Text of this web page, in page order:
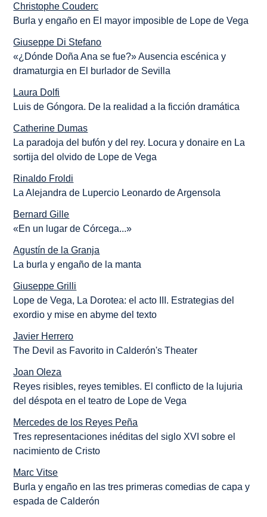
Christophe Couderc
Burla y engaño en El mayor imposible de Lope de Vega
Giuseppe Di Stefano
«¿Dónde Doña Ana se fue?» Ausencia escénica y
dramaturgia en El burlador de Sevilla
Laura Dolfi
Luis de Góngora. De la realidad a la ficción dramática
Catherine Dumas
La paradoja del bufón y del rey. Locura y donaire en La
sortija del olvido de Lope de Vega
Rinaldo Froldi
La Alejandra de Lupercio Leonardo de Argensola
Bernard Gille
«En un lugar de Córcega...»
Agustín de la Granja
La burla y engaño de la manta
Giuseppe Grilli
Lope de Vega, La Dorotea: el acto III. Estrategias del
exordio y mise en abyme del texto
Javier Herrero
The Devil as Favorito in Calderón's Theater
Joan Oleza
Reyes risibles, reyes temibles. El conflicto de la lujuria
del déspota en el teatro de Lope de Vega
Mercedes de los Reyes Peña
Tres representaciones inéditas del siglo XVI sobre el
nacimiento de Cristo
Marc Vitse
Burla y engaño en las tres primeras comedias de capa y
espada de Calderón